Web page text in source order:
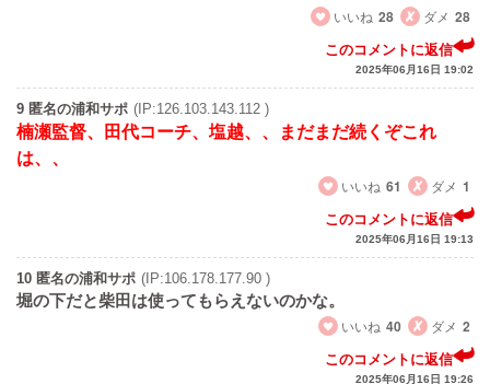
いいね 28 ダメ 28
このコメントに返信
2025年06月16日 19:02
9 匿名の浦和サポ (IP:126.103.143.112 )
楠瀬監督、田代コーチ、塩越、、まだまだ続くぞこれ
は、、
いいね 61 ダメ 1
このコメントに返信
2025年06月16日 19:13
10 匿名の浦和サポ (IP:106.178.177.90 )
堀の下だと柴田は使ってもらえないのかな。
いいね 40 ダメ 2
このコメントに返信
2025年06月16日 19:26